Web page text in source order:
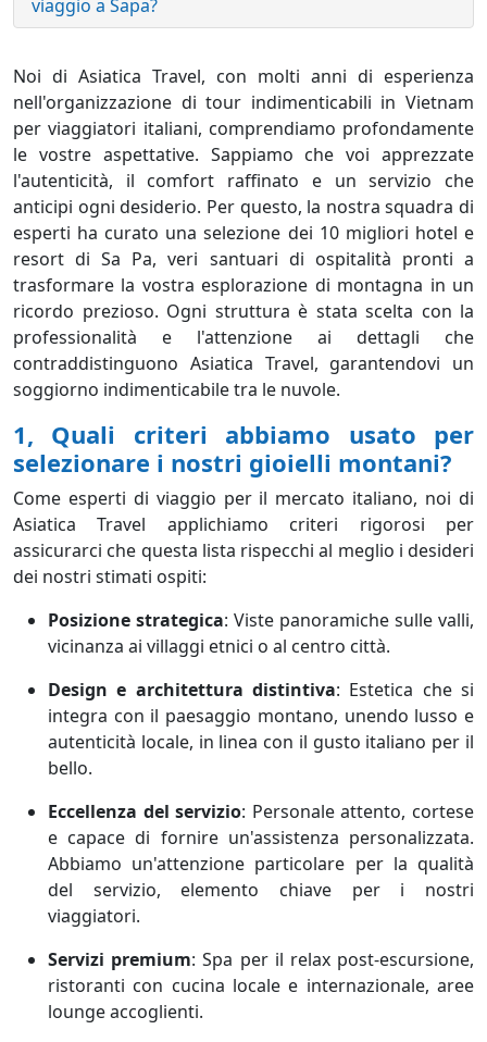
viaggio a Sapa?
Noi di Asiatica Travel, con molti anni di esperienza
nell'organizzazione di tour indimenticabili in Vietnam
per viaggiatori italiani, comprendiamo profondamente
le vostre aspettative. Sappiamo che voi apprezzate
l'autenticità, il comfort raffinato e un servizio che
anticipi ogni desiderio. Per questo, la nostra squadra di
esperti ha curato una selezione dei 10 migliori hotel e
resort di Sa Pa, veri santuari di ospitalità pronti a
trasformare la vostra esplorazione di montagna in un
ricordo prezioso. Ogni struttura è stata scelta con la
professionalità e l'attenzione ai dettagli che
contraddistinguono Asiatica Travel, garantendovi un
soggiorno indimenticabile tra le nuvole.
1, Quali criteri abbiamo usato per
selezionare i nostri gioielli montani?
Come esperti di viaggio per il mercato italiano, noi di
Asiatica Travel applichiamo criteri rigorosi per
assicurarci che questa lista rispecchi al meglio i desideri
dei nostri stimati ospiti:
Posizione strategica: Viste panoramiche sulle valli,
vicinanza ai villaggi etnici o al centro città.
Design e architettura distintiva: Estetica che si
integra con il paesaggio montano, unendo lusso e
autenticità locale, in linea con il gusto italiano per il
bello.
Eccellenza del servizio: Personale attento, cortese
e capace di fornire un'assistenza personalizzata.
Abbiamo un'attenzione particolare per la qualità
del servizio, elemento chiave per i nostri
viaggiatori.
Servizi premium: Spa per il relax post-escursione,
ristoranti con cucina locale e internazionale, aree
lounge accoglienti.